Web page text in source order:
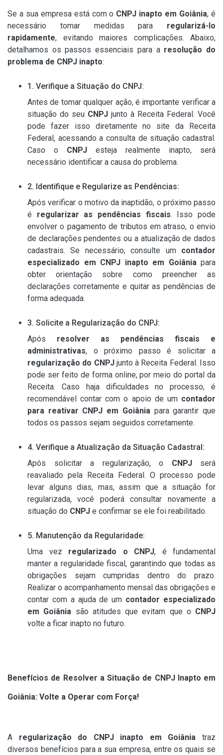
Se a sua empresa está com o CNPJ inapto em Goiânia, é
necessário tomar medidas para regularizá-lo
rapidamente, evitando maiores complicações. Abaixo,
detalhamos os passos essenciais para a resolução do
problema de CNPJ inapto:
1. Verifique a Situação do CNPJ:
Antes de tomar qualquer ação, é importante verificar a
situação do seu CNPJ junto à Receita Federal. Você
pode fazer isso diretamente no site da Receita
Federal, acessando a consulta de situação cadastral.
Caso o CNPJ esteja realmente inapto, será
necessário identificar a causa do problema.
2. Identifique e Regularize as Pendências:
Após verificar o motivo da inaptidão, o próximo passo
é regularizar as pendências fiscais. Isso pode
envolver o pagamento de tributos em atraso, o envio
de declarações pendentes ou a atualização de dados
cadastrais. Se necessário, consulte um contador
especializado em CNPJ inapto em Goiâniapara
obter orientação sobre como preencher as
declarações corretamente e quitar as pendências de
forma adequada.
3. Solicite a Regularização do CNPJ:
Após resolver as pendências fiscais e
administrativas, o próximo passo é solicitar a
regularização do CNPJjunto à Receita Federal. Isso
pode ser feito de forma online, por meio do portal da
Receita. Caso haja dificuldades no processo, é
recomendável contar com o apoio de um contador
para reativar CNPJ em Goiâniapara garantir que
todos os passos sejam seguidos corretamente.
4. Verifique a Atualização da Situação Cadastral:
Após solicitar a regularização, o CNPJserá
reavaliado pela Receita Federal. O processo pode
levar alguns dias, mas, assim que a situação for
regularizada, você poderá consultar novamente a
situação do CNPJ e confirmar se ele foi reabilitado.
5. Manutenção da Regularidade:
Uma vez regularizado o CNPJ, é fundamental
manter a regularidade fiscal, garantindo que todas as
obrigações sejam cumpridas dentro do prazo.
Realizar o acompanhamento mensal das obrigações e
contar com a ajuda de um contador especializado
em Goiânia são atitudes que evitam que o CNPJ
volte a ficar inapto no futuro.
Benefícios de Resolver a Situação de CNPJ Inapto em
Goiânia: Volte a Operar com Força!
A regularização do CNPJ inapto em Goiânia traz
diversos benefícios para a sua empresa, entre os quais se